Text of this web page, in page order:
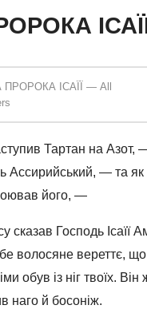
ПРОРОКА ІСАЇЇ — All
Тартан на Азот,
Ассирийський, — та як
його, —
сказав Господь Ісаїї
волосяне вереттє,
обув із ніг твоїх. Він
наго й босоніж.